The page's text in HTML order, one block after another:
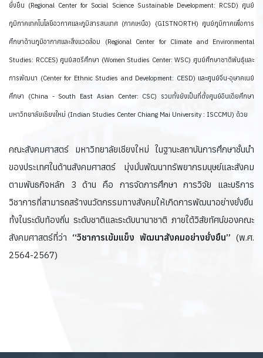
ยั่งยืน (Regional Center for Social Science Sustainable Development: RCSD) ศูนย์
ภูมิภาคเทคโนโลยีอวกาศและภูมิสารสนเทศ (ภาคเหนือ) (GISTNORTH) ศูนย์ภูมิภาคเพื่อการ
ศึกษาด้านภูมิอากาศและสิ่งแวดล้อม (Regional Center for Climate and Environmental
Studies: RCCES) ศูนย์สตรีศึกษา (Women Studies Center: WSC) ศูนย์ศึกษาชาติพันธุ์และ
การพัฒนา (Center for Ethnic Studies and Development: CESD) และศูนย์จีน-อุษาคเนย์
ศึกษา (China - South East Asian Center: CSC) รวมทั้งยังเป็นที่ตั้งศูนย์อินเดียศึกษา
มหาวิทยาลัยเชียงใหม่ (Indian Studies Center Chiang Mai University : ISCCMU) ด้วย
คณะสังคมศาสตร์ มหาวิทยาลัยเชียงใหม่ ในฐานะสถาบันการศึกษาชั้นนำ
ของประเทศในด้านสังคมศาสตร์ มุ่งมั่นพัฒนาทรัพยากรมนุษย์และสังคม
ตามพันธกิจหลัก 3 ด้าน คือ การจัดการศึกษา การวิจัย และบริการ
วิชาการที่สามารถสร้างนวัตกรรมทางสังคมให้เกิดการพัฒนาอย่างยั่งยืน
ทั้งในระดับท้องถิ่น ระดับชาติและระดับนานาชาติ ภายใต้วิสัยทัศน์ของคณะ
สังคมศาสตร์ที่ว่า “วิชาการเข้มแข็ง พัฒนาสังคมอย่างยั่งยืน” (พ.ศ.
2564-2567)